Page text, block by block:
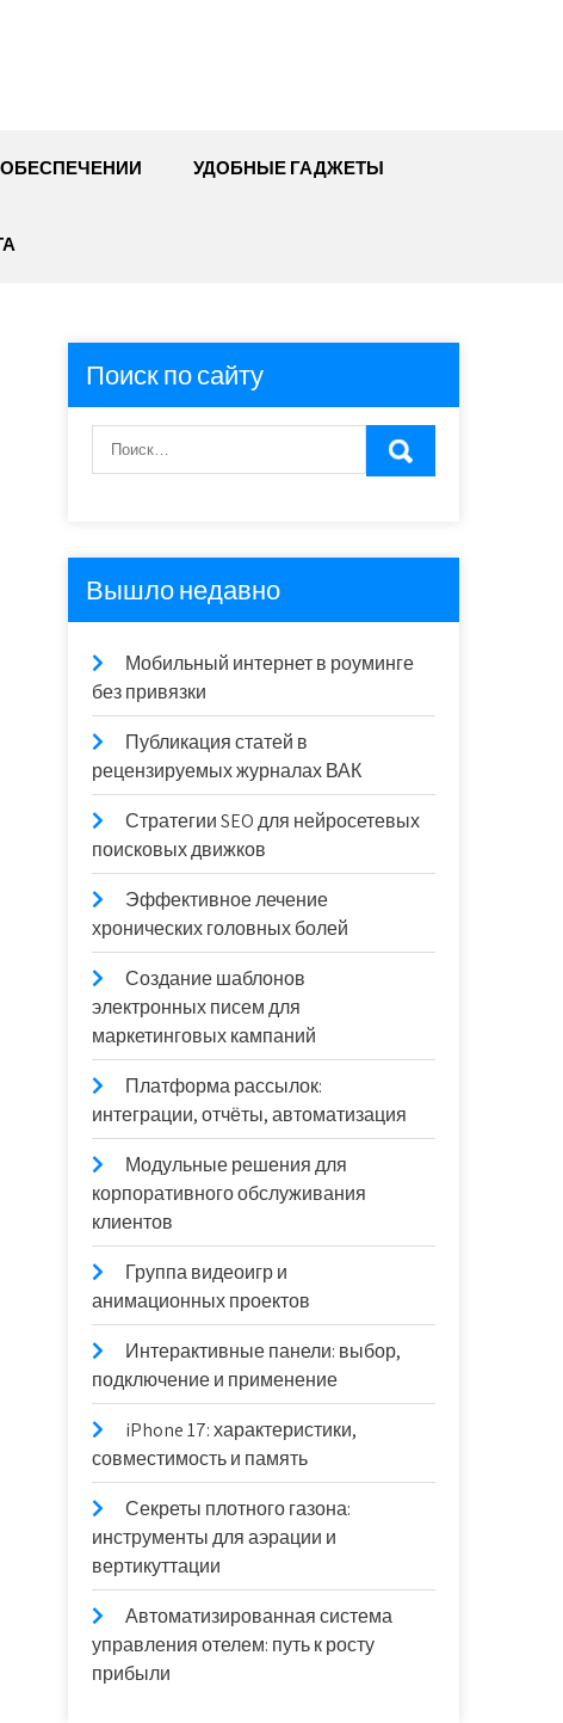
УДОБНЫЕ ГАДЖЕТЫ
Поиск по сайту
Вышло недавно
Мобильный интернет в роуминге
без привязки
Публикация статей в
рецензируемых журналах ВАК
Стратегии SEO для нейросетевых
поисковых движков
Эффективное лечение
хронических головных болей
Создание шаблонов
электронных писем для
маркетинговых кампаний
Платформа рассылок:
интеграции, отчёты, автоматизация
Модульные решения для
корпоративного обслуживания
клиентов
Группа видеоигр и
анимационных проектов
Интерактивные панели: выбор,
подключение и применение
iPhone 17: характеристики,
совместимость и память
Секреты плотного газона:
инструменты для аэрации и
вертикуттации
Автоматизированная система
управления отелем: путь к росту
прибыли